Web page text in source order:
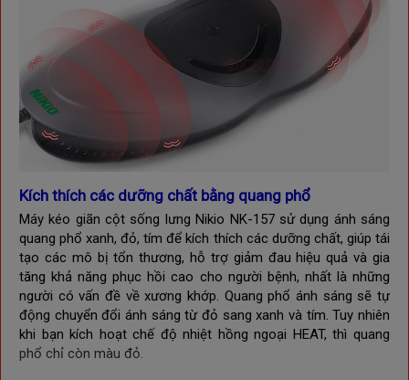
Kích thích các dưỡng chất bằng quang phổ
Máy kéo giãn cột sống lưngNikio NK-157 sử dụng ánh sáng
quang phổ xanh, đỏ, tím để kích thích các dưỡng chất, giúp tái
tạo các mô bị tổn thương, hỗ trợ giảm đau hiệu quả và gia
tăng khả năng phục hồi cao cho người bệnh, nhất là những
người có vấn đề về xương khớp. Quang phổ ánh sáng sẽ tự
động chuyển đổi ánh sáng từ đỏ sang xanh và tím. Tuy nhiên
khi bạn kích hoạt chế độ nhiệt hồng ngoại HEAT, thì quang
phổ chỉ còn màu đỏ.